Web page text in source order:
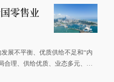
业的录取通知书。
零售业
展不平衡、优质供给不足和“内
理、供给优质、业态多元、智